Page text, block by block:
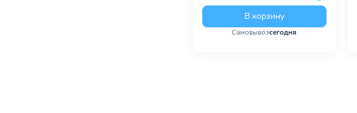
В корзину
Самовывозсегодня